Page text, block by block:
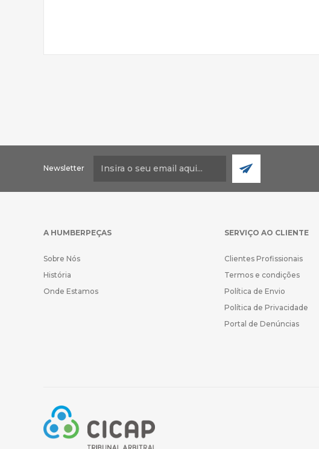
Newsletter
A HUMBERPEÇAS
Sobre Nós
História
Onde Estamos
SERVIÇO AO CLIENTE
Clientes Profissionais
Termos e condições
Política de Envio
Política de Privacidade
Portal de Denúncias